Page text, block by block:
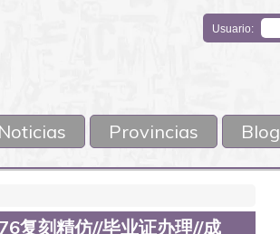
Usuario:
Noticias Provincias Blog
复刻精仿//毕业证办理//成